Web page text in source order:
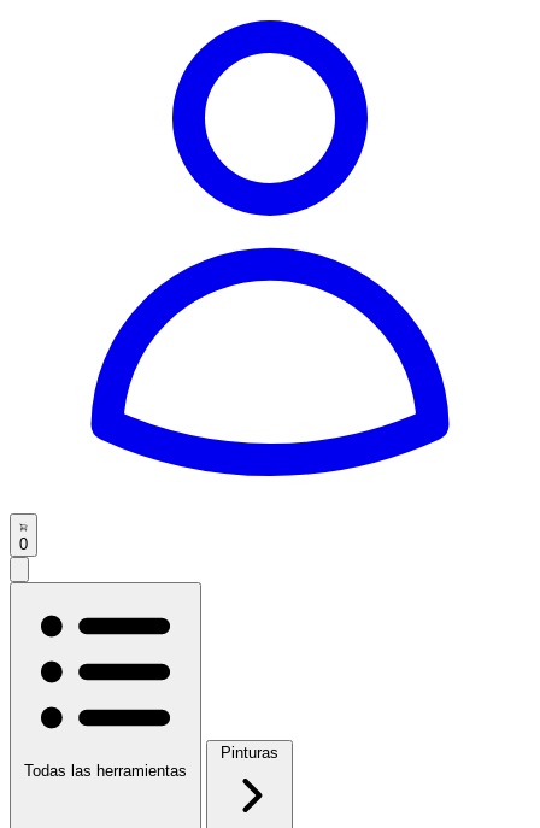
0
Todas las herramientas
Pinturas